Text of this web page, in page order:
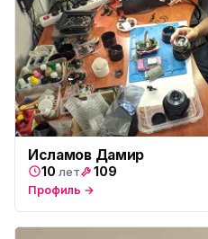
Исламов Дамир
10 лет 109
Профиль →